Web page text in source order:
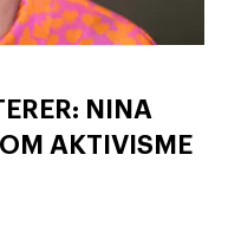
NINA
AKTIVISME